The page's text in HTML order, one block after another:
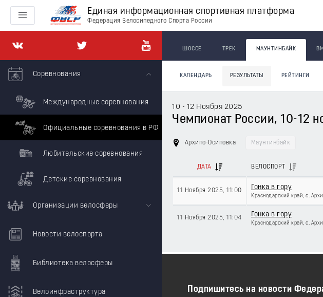
Единая информационная спортивная платформа
Федерация Велосипедного Спорта России
Соревнования
Международные соревнования
Официальные соревнования в РФ
Любительские соревнования
Детские соревнования
Организации велосферы
Новости велоспорта
Библиотека велосферы
Велоинфраструктура
ШОССЕ ТРЕК МАУНТИНБАЙК
КАЛЕНДАРЬ РЕЗУЛЬТАТЫ РЕЙТИНГИ
10 - 12 Ноября 2025
Чемпионат России, 10-12
Архипо-Осиповка Маунтинбайк
ДАТА ВЕЛОСПОРТ
11 Ноября 2025, 11:00 Гонка в гору
Краснодарский край, с.
11 Ноября 2025, 11:04 Гонка в гору
Краснодарский край, с.
Подпишитесь на новости